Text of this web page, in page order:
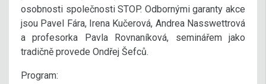
osobnosti společnosti STOP. Odbornými garanty akce
jsou Pavel Fára, Irena Kučerová, Andrea Nasswettrová
a profesorka Pavla Rovnaníková, seminářem jako
tradičně provede Ondřej Šefců.
Program: